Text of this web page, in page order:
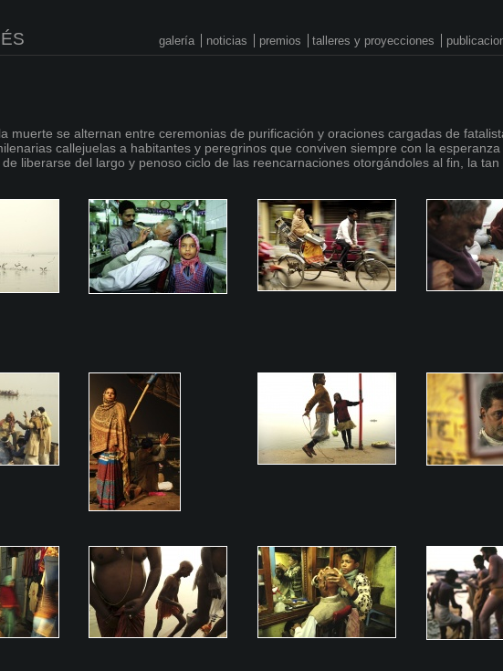
galería noticias premios talleres y proyecciones
muerte se alternan entre ceremonias de purificación y oraciones cargadas de
callejuelas a habitantes y peregrinos que conviven siempre con la
liberarse del largo y penoso ciclo de las reencarnaciones otorgándoles al fin, la